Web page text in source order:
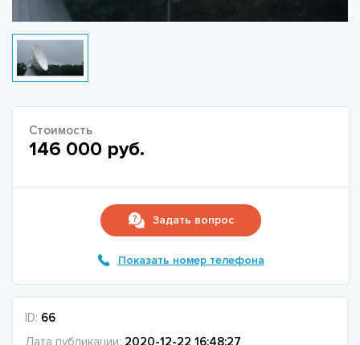
Стоимость
146 000 руб.
Задать вопрос
Показать номер телефона
ID: 66
Дата публикации: 2020-12-22 16:48:27